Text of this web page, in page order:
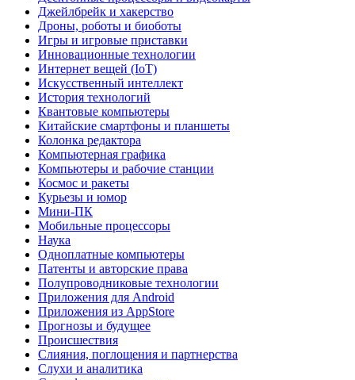
Джейлбрейк и хакерство
Дроны, роботы и биоботы
Игры и игровые приставки
Инновационные технологии
Интернет вещей (IoT)
Искусственный интеллект
История технологий
Квантовые компьютеры
Китайские смартфоны и планшеты
Колонка редактора
Компьютерная графика
Компьютеры и рабочие станции
Космос и ракеты
Курьезы и юмор
Мини-ПК
Мобильные процессоры
Наука
Одноплатные компьютеры
Патенты и авторские права
Полупроводниковые технологии
Приложения для Android
Приложения из AppStore
Прогнозы и будущее
Происшествия
Слияния, поглощения и партнерства
Слухи и аналитика